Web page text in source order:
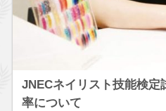
JNECネイリスト技能検定
率について